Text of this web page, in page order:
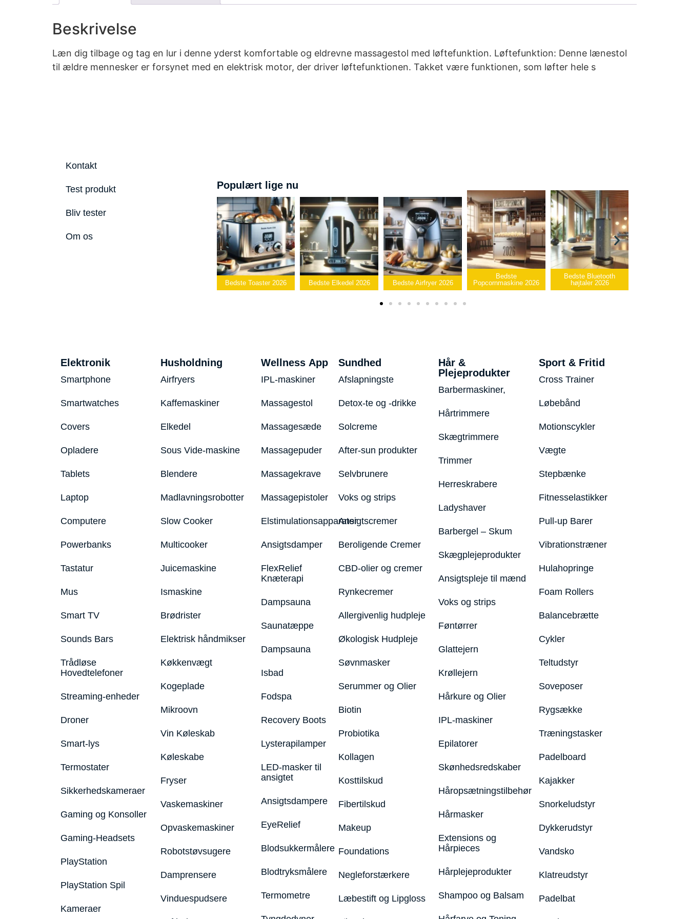
Beskrivelse
Læn dig tilbage og tag en lur i denne yderst komfortable og eldrevne massagestol med løftefunktion. Løftefunktion: Denne lænestol
til ældre mennesker er forsynet med en elektrisk motor, der driver løftefunktionen. Takket være funktionen, som løfter hele s
Kontakt
Test produkt
Bliv tester
Om os
Populært lige nu
Bedste Toaster 2026 Bedste Elkedel 2026 Bedste Airfryer 2026
Bedste
Popcornmaskine 2026
Bedste Bluetooth
højtaler 2026
Bedste infrarøde
varmepude 2026
Elektronik
Smartphone
Smartwatches
Covers
Opladere
Tablets
Laptop
Computere
Powerbanks
Tastatur
Mus
Smart TV
Sounds Bars
Trådløse
Hovedtelefoner
Streaming-enheder
Droner
Smart-lys
Termostater
Sikkerhedskameraer
Gaming og Konsoller
Gaming-Headsets
PlayStation
PlayStation Spil
Kameraer
Husholdning
Airfryers
Kaffemaskiner
Elkedel
Sous Vide-maskine
Blendere
Madlavningsrobotter
Slow Cooker
Multicooker
Juicemaskine
Ismaskine
Brødrister
Elektrisk håndmikser
Køkkenvægt
Kogeplade
Mikroovn
Vin Køleskab
Køleskabe
Fryser
Vaskemaskiner
Opvaskemaskiner
Robotstøvsugere
Damprensere
Vinduespudsere
Wellness App
IPL-maskiner
Massagestol
Massagesæde
Massagepuder
Massagekrave
Massagepistoler
Elstimulationsapparater
Ansigtsdamper
FlexRelief
Knæterapi
Dampsauna
Saunatæppe
Dampsauna
Isbad
Fodspa
Recovery Boots
Lysterapilamper
LED-masker til
ansigtet
Ansigtsdampere
EyeRelief
Blodsukkermålere
Blodtryksmålere
Termometre
Sundhed
Afslapningste
Detox-te og -drikke
Solcreme
After-sun produkter
Selvbrunere
Voks og strips
Ansigtscremer
Beroligende Cremer
CBD-olier og cremer
Rynkecremer
Allergivenlig hudpleje
Økologisk Hudpleje
Søvnmasker
Serummer og Olier
Biotin
Probiotika
Kollagen
Kosttilskud
Fibertilskud
Makeup
Foundations
Negleforstærkere
Læbestift og Lipgloss
Hår &
Plejeprodukter
Barbermaskiner,
Hårtrimmere
Skægtrimmere
Trimmer
Herreskrabere
Ladyshaver
Barbergel – Skum
Skægplejeprodukter
Ansigtspleje til mænd
Voks og strips
Føntørrer
Glattejern
Krøllejern
Hårkure og Olier
IPL-maskiner
Epilatorer
Skønhedsredskaber
Håropsætningstilbehør
Hårmasker
Extensions og
Hårpieces
Hårplejeprodukter
Shampoo og Balsam
Sport & Fritid
Cross Trainer
Løbebånd
Motionscykler
Vægte
Stepbænke
Fitnesselastikker
Pull-up Barer
Vibrationstræner
Hulahopringe
Foam Rollers
Balancebrætte
Cykler
Teltudstyr
Soveposer
Rygsække
Træningstasker
Padelboard
Kajakker
Snorkeludstyr
Dykkerudstyr
Vandsko
Klatreudstyr
Padelbat